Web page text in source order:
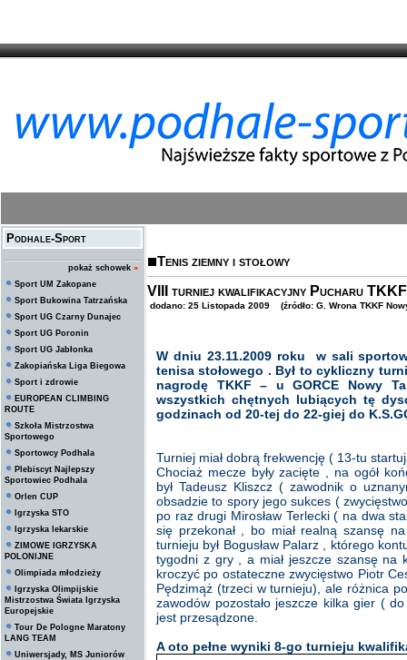
Podhale-Sport
pokaż schowek »
Sport UM Zakopane
Sport Bukowina Tatrzańska
Sport UG Czarny Dunajec
Sport UG Poronin
Sport UG Jabłonka
Zakopiańska Liga Biegowa
Sport i zdrowie
EUROPEAN CLIMBING
ROUTE
Szkoła Mistrzostwa
Sportowego
Sportowcy Podhala
Plebiscyt Najlepszy
Sportowiec Podhala
Orlen CUP
Igrzyska STO
Igrzyska lekarskie
ZIMOWE IGRZYSKA
POLONIJNE
Olimpiada młodzieży
Igrzyska Olimpijskie
Mistrzostwa Świata Igrzyska
Europejskie
Tour De Pologne Maratony
LANG TEAM
Uniwersjady, MS Juniorów
Tenis ziemny i stołowy
VIII turniej kwalifikacyjny Pucharu TKKF
dodano: 25 Listopada 2009 (źródło: G. Wrona TKKF
W dniu 23.11.2009 roku w sali
tenisa stołowego . Był to cykliczny
nagrodę TKKF – u GORCE Nowy
wszystkich chętnych lubiących tę
godzinach od 20-tej do 22-giej do
Turniej miał dobrą frekwencję ( 13-tu
Chociaż mecze były zacięte , na ogół
był Tadeusz Kliszcz ( zawodnik o
obsadzie to spory jego sukces (
po raz drugi Mirosław Terlecki ( na dwa
się przekonał , bo miał realną szansę
turnieju był Bogusław Palarz , którego
tygodni z gry , a miał jeszcze szansę na
kroczyć po ostateczne zwycięstwo Piotr
Pędzimąż (trzeci w turnieju), ale różnica
zawodów pozostało jeszcze kilka gier (
jest przesądzone.
A oto pełne wyniki 8-go turnieju